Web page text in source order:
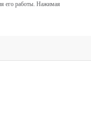
его работы. Нажимая